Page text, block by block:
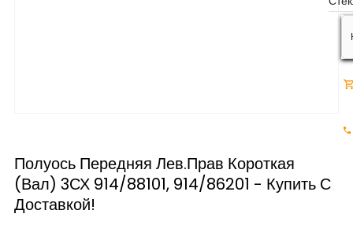
Полуось Передняя Лев.прав Короткая
(вал) 3СХ 914/88101, 914/86201 - Купить С
Доставкой!